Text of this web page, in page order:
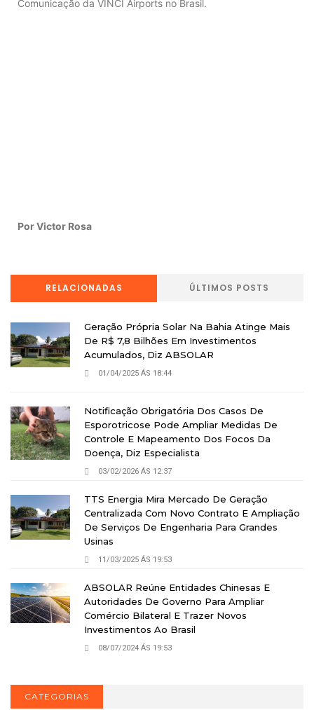
Comunicação da VINCI Airports no Brasil.
Por Victor Rosa
RELACIONADAS ÚLTIMOS POSTS
Geração Própria Solar Na Bahia Atinge Mais
De R$ 7,8 Bilhões Em Investimentos
Acumulados, Diz ABSOLAR
01/04/2025 ÁS 18:44
Notificação Obrigatória Dos Casos De
Esporotricose Pode Ampliar Medidas De
Controle E Mapeamento Dos Focos Da
Doença, Diz Especialista
03/02/2026 ÁS 12:37
TTS Energia Mira Mercado De Geração
Centralizada Com Novo Contrato E Ampliação
De Serviços De Engenharia Para Grandes
Usinas
11/03/2025 ÁS 19:53
ABSOLAR Reúne Entidades Chinesas E
Autoridades De Governo Para Ampliar
Comércio Bilateral E Trazer Novos
Investimentos Ao Brasil
08/07/2024 ÁS 19:53
CATEGORIAS